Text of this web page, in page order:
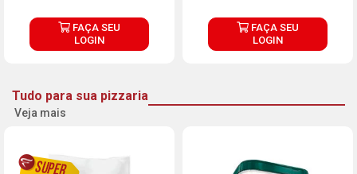
FAÇA SEU
LOGIN
FAÇA SEU
LOGIN
Tudo para sua pizzaria
Veja mais